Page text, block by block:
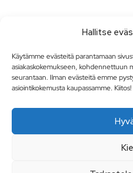
Hallitse
Käytämme evästeitä parantamaan
asiakaskokemukseen, kohdennettuun
seurantaan. Ilman evästeitä emme
asiointikokemusta kaupassamme. Kiitos!